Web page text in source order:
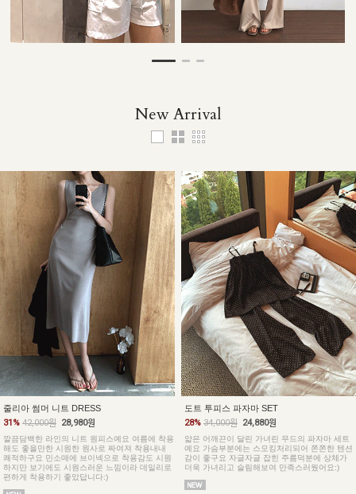
New Arrival
줄리아 썸머 니트 DRESS
31% 42,000원 28,980원
깔끔담백한 라인의 니트 원피스예요 여름에 착용
해도 좋을만한 시원한 원사로 짜여져 착용내내
쾌적하구요 민소매에 브이넥으로 착용감도 시원
하지만 보기에도 시원스러운 느낌이라 데일리로
편하게 착용하기 좋았답니다:)
도트 투피스 파자마 SET
28% 34,000원 24,880원
얇은 어깨끈이 달린 가녀린 무드의 파자마 세트
예요 가슴부분에는 스모킹처리되어 쫀쫀한 텐션
감이 좋구요 자글자글 잡힌 주름덕분에 상체가
더욱 가녀리고 슬림해보여 만족스러웠어요:)